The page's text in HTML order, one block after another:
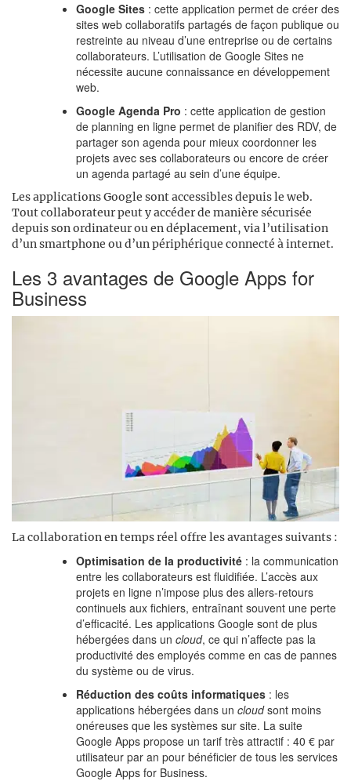
Google Sites : cette application permet de créer des
sites web collaboratifs partagés de façon publique ou
restreinte au niveau d’une entreprise ou de certains
collaborateurs. L’utilisation de Google Sites ne
nécessite aucune connaissance en développement
web.
Google Agenda Pro : cette application de gestion
de planning en ligne permet de planifier des RDV, de
partager son agenda pour mieux coordonner les
projets avec ses collaborateurs ou encore de créer
un agenda partagé au sein d’une équipe.
Les applications Google sont accessibles depuis le web.
Tout collaborateur peut y accéder de manière sécurisée
depuis son ordinateur ou en déplacement, via l’utilisation
d’un smartphone ou d’un périphérique connecté à internet.
Les 3 avantages de Google Apps for
Business
La collaboration en temps réel offre les avantages suivants :
Optimisation de la productivité : la communication
entre les collaborateurs est fluidifiée. L’accès aux
projets en ligne n’impose plus des allers-retours
continuels aux fichiers, entraînant souvent une perte
d’efficacité. Les applications Google sont de plus
hébergées dans un cloud, ce qui n’affecte pas la
productivité des employés comme en cas de pannes
du système ou de virus.
Réduction des coûts informatiques : les
applications hébergées dans un cloudsont moins
onéreuses que les systèmes sur site. La suite
Google Apps propose un tarif très attractif : 40 € par
utilisateur par an pour bénéficier de tous les services
Google Apps for Business.